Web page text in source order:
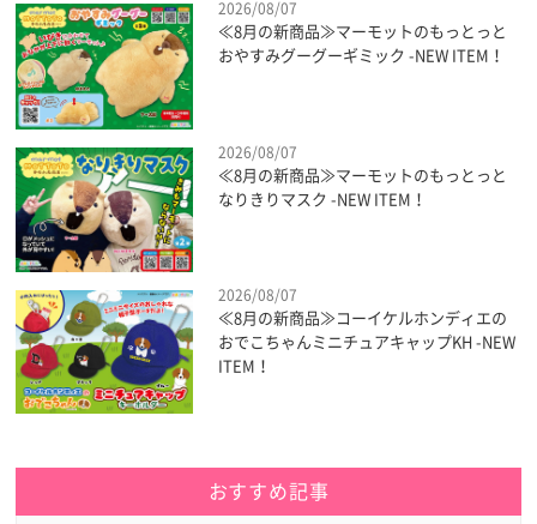
2026/08/07
≪8月の新商品≫マーモットのもっとっと
おやすみグーグーギミック -NEW ITEM！
2026/08/07
≪8月の新商品≫マーモットのもっとっと
なりきりマスク -NEW ITEM！
2026/08/07
≪8月の新商品≫コーイケルホンディエの
おでこちゃんミニチュアキャップKH -NEW
ITEM！
おすすめ記事